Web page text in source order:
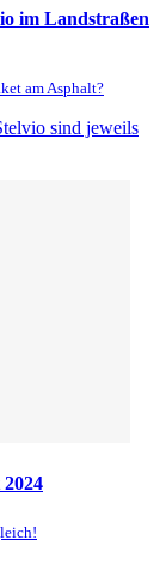
im Landstraßen
am Asphalt?
sind jeweils